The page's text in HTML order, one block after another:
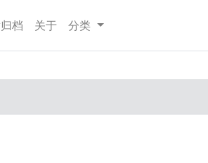
档 关于 分类